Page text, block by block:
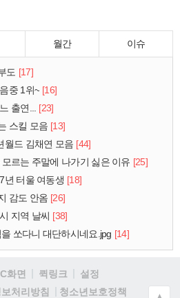
월간 이슈
도 [17]
중 1위~ [16]
출연... [23]
스킬 모음 [13]
월드 김채연 모음 [44]
르는 주말에 나가기 싫은 이유 [25]
년 터울 여동생 [18]
감도 안옴 [26]
지역 날씨 [38]
쏘다니 대단하시네요.jpg [14]
화면 퀵링크
설정
처리방침
청소년보호정책